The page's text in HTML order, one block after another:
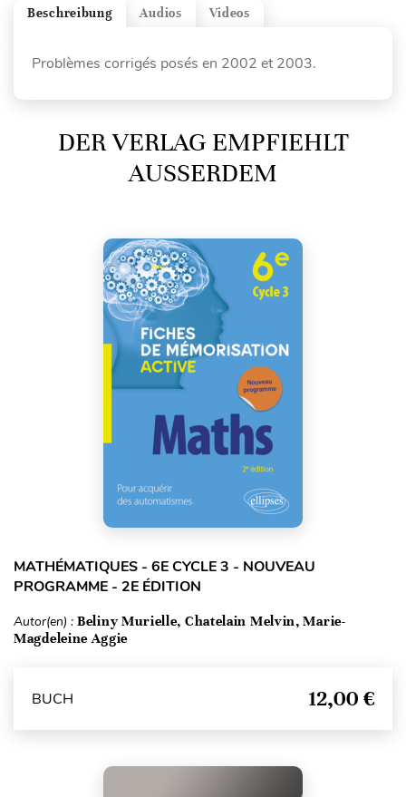
Videos
Audios
Beschreibung
Problèmes corrigés posés en 2002 et 2003.
DER VERLAG EMPFIEHLT
AUSSERDEM
MATHÉMATIQUES - 6E CYCLE 3 - NOUVEAU
PROGRAMME - 2E ÉDITION
Autor(en) : Beliny Murielle, Chatelain Melvin, Marie-
Magdeleine Aggie
BUCH 12,00 €